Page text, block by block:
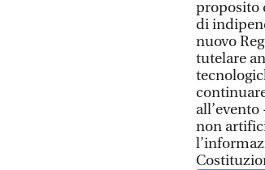
proposito
di
nuovo
tutelare
non